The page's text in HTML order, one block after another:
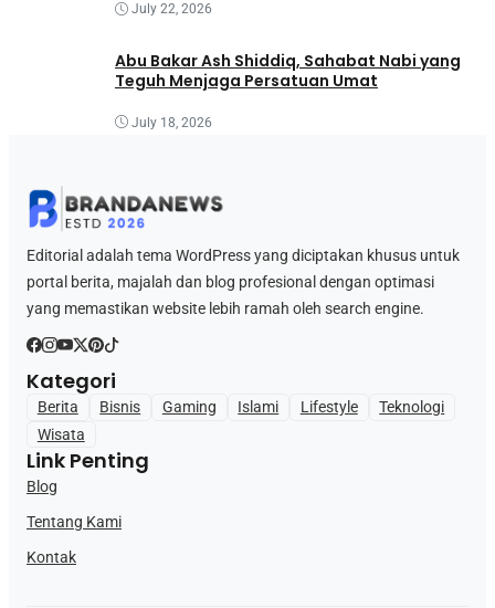
July 22, 2026
Abu Bakar Ash Shiddiq, Sahabat Nabi yang
Teguh Menjaga Persatuan Umat
July 18, 2026
Editorial adalah tema WordPress yang diciptakan khusus untuk
portal berita, majalah dan blog profesional dengan optimasi
yang memastikan website lebih ramah oleh search engine.
Kategori
Berita Bisnis Gaming Islami Lifestyle
Teknologi
Wisata
Link Penting
Blog
Tentang Kami
Kontak